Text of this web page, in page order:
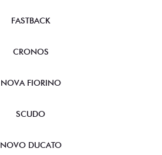
FASTBACK
CRONOS
NOVA FIORINO
SCUDO
NOVO DUCATO